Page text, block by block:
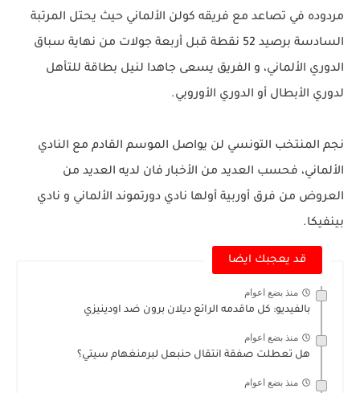
مردوده في تصاعد مع فريقه كولن الألماني حيث يحتل المرتبة
السادسة برصيد 52 نقطة قبل أربعة جولات من نهاية سباق
الدوري الألماني، و الفريق يسعى جاهدا لنيل بطاقة للتأهل
لدوري الأبطال أو الدوري الأوروبي.
نجم المنتخب التونسي لن يواصل الموسم القادم مع النادي
الألماني، فحسب العديد من الأخبار فان لديه العديد من
العروض من فرق أوربية أولها نادي دورتموند الألماني و نادي
بينفيكا.
قد يعجبك ايضا
منذ بضع اعوام
بالفيديو: كل ماقدمه الرائع ديلان برون ضد اودينيزي
منذ بضع اعوام
هل تعطلت صفقة انتقال حنبعل لبرمنغهام سيتي؟
منذ بضع اعوام